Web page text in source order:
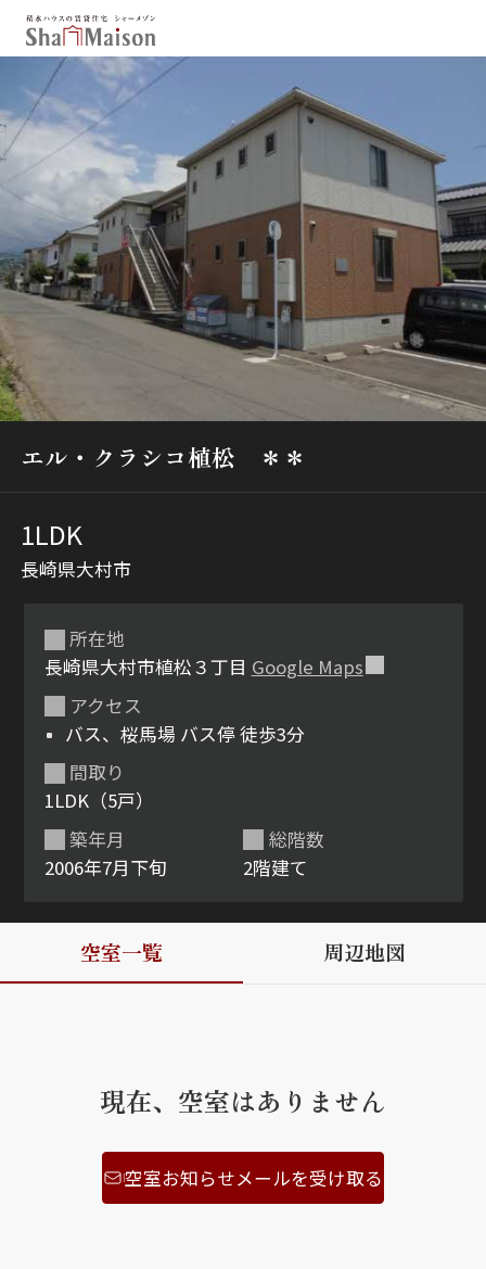
保存した条件
新着メール設定
最近見た物件
北海道 東北
関東
中部
関西
中国・四国
九州
市区郡・路線・駅から探す
通勤・通学時間から探す
地図から探す
人気のカテゴリから探す
シャーメゾンとは
ン
ルームツアー 動画ギャラリー
シャーメゾンショップを探す
シャーメゾンライフサポート
自立型サービス付き・シニア向け
エル・クラシコ植松 ＊＊
1LDK
長崎県大村市
所在地
長崎県大村市植松３丁目 Google Maps
アクセス
バス、桜馬場 バス停 徒歩3分
築年月
2006年7月下旬
間取り
1LDK（5戸）
総階数
2階建て
空室一覧 周辺地図
現在、空室はありません
空室お知らせメールを受け取る